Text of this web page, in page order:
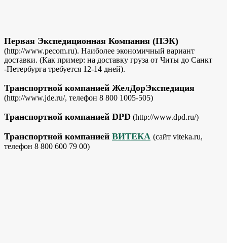
Первая Экспедиционная Компания (ПЭК)
(http://www.pecom.ru). Наиболее экономичный вариант
доставки. (Как пример: на доставку груза от Читы до Санкт
-Петербурга требуется 12-14 дней).
Транспортной компанией ЖелДорЭкспедиция
(http://www.jde.ru/, телефон 8 800 1005-505)
Транспортной компанией DPD (http://www.dpd.ru/)
Транспортной компанией ВИТЕКА (сайт viteka.ru,
телефон 8 800 600 79 00)